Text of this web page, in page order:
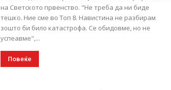
на Светското првенство. "Не треба да ни биде
тешко. Ние сме во Топ 8. Навистина не разбирам
зошто би било катастрофа. Се обидовме, но не
успеавме",...
Повеќе